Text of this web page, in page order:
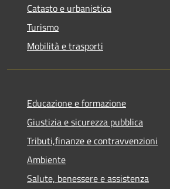
Catasto e urbanistica
Turismo
Mobilità e trasporti
Educazione e formazione
Giustizia e sicurezza pubblica
Tributi,finanze e contravvenzioni
Ambiente
Salute, benessere e assistenza